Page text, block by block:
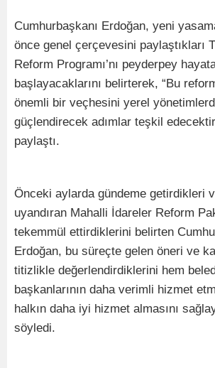
Cumhurbaşkanı Erdoğan, yeni
önce genel çerçevesini paylaştıkları
Reform Programı’nı peyderpey
başlayacaklarını belirterek, “Bu
önemli bir veçhesini yerel
güçlendirecek adımlar teşkil
paylaştı.
Önceki aylarda gündeme getirdikleri
uyandıran Mahalli İdareler Reform
tekemmül ettirdiklerini belirten
Erdoğan, bu süreçte gelen öneri ve
titizlikle değerlendirdiklerini hem
başkanlarının daha verimli hizmet
halkın daha iyi hizmet almasını
söyledi.